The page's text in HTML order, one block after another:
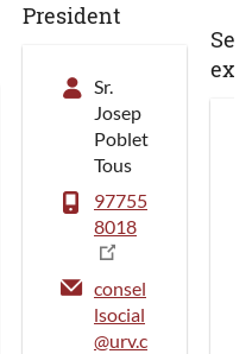
President
Sr.
Josep
Poblet
Tous
97755
8018
consel
lsocial
@urv.c